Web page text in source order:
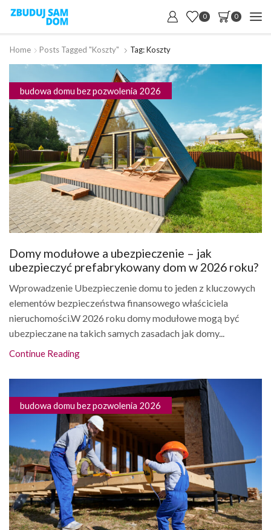
0 0
Home Posts Tagged "koszty" Tag: Koszty
budowa domu bez pozwolenia 2026
Domy modułowe a ubezpieczenie – jak
ubezpieczyć prefabrykowany dom w 2026 roku?
Wprowadzenie Ubezpieczenie domu to jeden z kluczowych
elementów bezpieczeństwa finansowego właściciela
nieruchomości.W 2026 roku domy modułowe mogą być
ubezpieczane na takich samych zasadach jak domy...
Continue Reading
budowa domu bez pozwolenia 2026